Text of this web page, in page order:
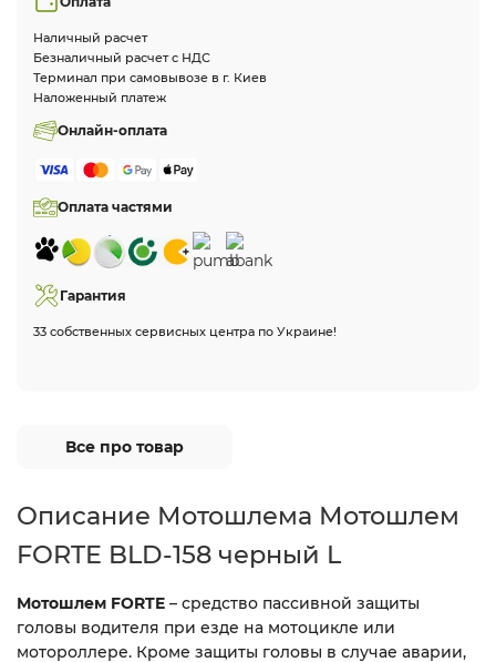
Наличный расчет
Безналичный расчет с НДС
Терминал при самовывозе в г. Киев
Наложенный платеж
Онлайн-оплата
Оплата частями
Гарантия
33 собственных сервисных центра по Украине!
Все про товар
Описание Мотошлема Мотошлем
FORTE BLD-158 черный L
Мотошлем FORTE – средство пассивной защиты
головы водителя при езде на мотоцикле или
мотороллере. Кроме защиты головы в случае аварии,